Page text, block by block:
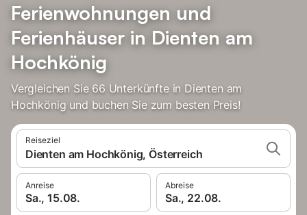
Ferienwohnungen und
Ferienhäuser in Dienten am
Hochkönig
Vergleichen Sie 66 Unterkünfte in Dienten am
Hochkönig und buchen Sie zum besten Preis!
Reiseziel
Dienten am Hochkönig, Österreich
Anreise
Sa., 15.08.
Abreise
Sa., 22.08.